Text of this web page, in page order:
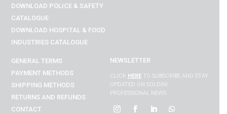
DOWNLOAD POLICE & SAFETY
CATALOGUE
DOWNLOAD HOSPITAL & FOOD
INDUSTRIES CATALOGUE
GENERAL TERMS
PAYMENT METHODS
SHIPPING METHODS
RETURNS AND REFUNDS
CONTACT
NEWSLETTER
CLICK HERETO SUBSCRIBE AND STAY
UPDATED ON SOLDINI
PROFESSIONAL NEWS